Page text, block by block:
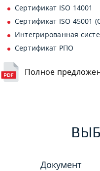
Сертификат ISO 14001
Сертификат ISO 45001
Интегрированная
Сертификат РПО
Полное
Документ